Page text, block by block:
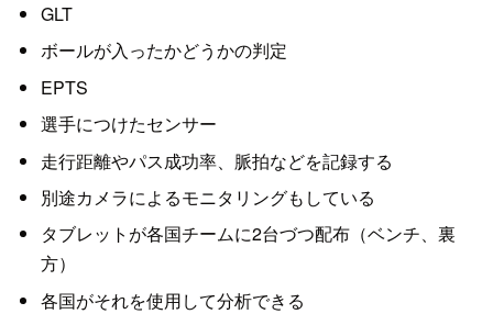
GLT
ボールが入ったかどうかの判定
EPTS
選手につけたセンサー
走行距離やパス成功率、脈拍などを記録する
別途カメラによるモニタリングもしている
タブレットが各国チームに2台づつ配布（ベンチ、裏
方）
各国がそれを使用して分析できる